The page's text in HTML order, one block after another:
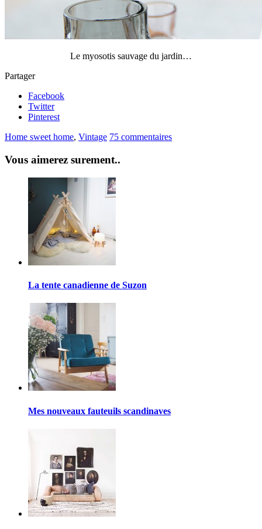
Le myosotis sauvage du jardin…
Partager
Facebook
Twitter
Pinterest
Home sweet home, Vintage 75 commentaires
Vous aimerez surement..
La tente canadienne de Suzon
Mes nouveaux fauteuils scandinaves